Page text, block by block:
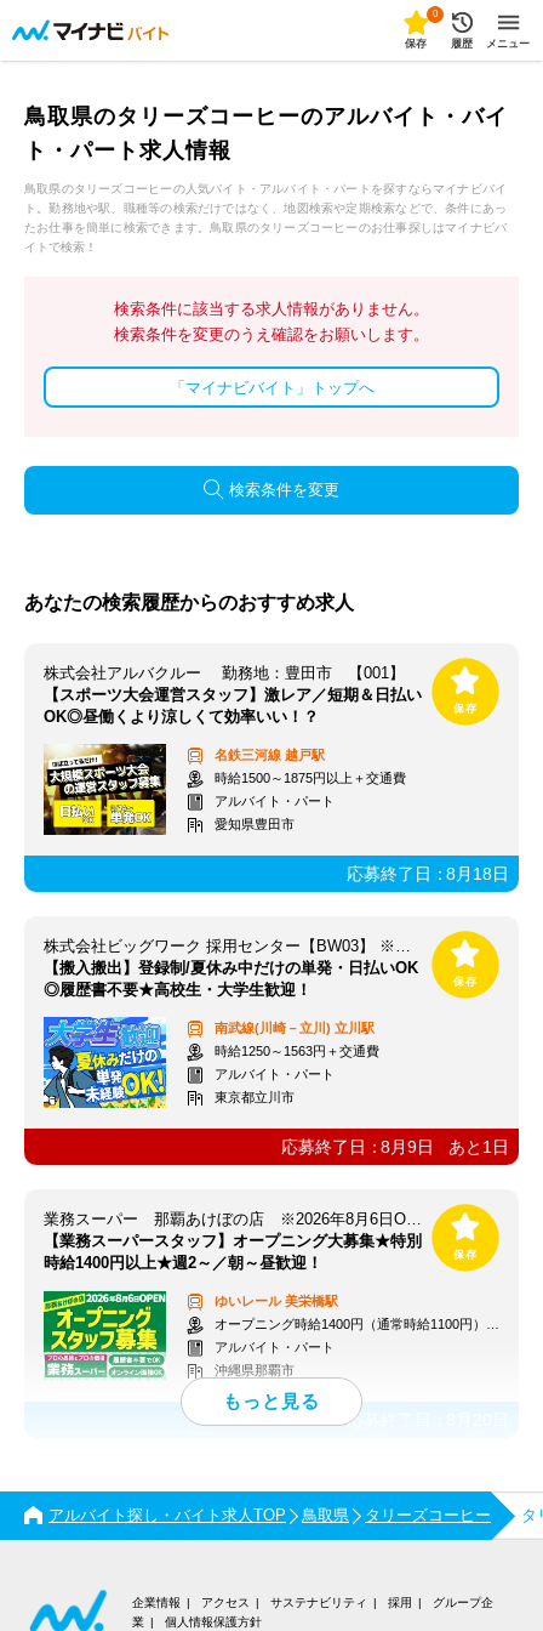
0
保存 履歴 メニュー
鳥取県のタリーズコーヒーのアルバイト・バイ
ト・パート求人情報
鳥取県のタリーズコーヒーの人気バイト・アルバイト・パートを探すならマイナビバイ
ト。勤務地や駅、職種等の検索だけではなく、地図検索や定期検索などで、条件にあっ
たお仕事を簡単に検索できます。鳥取県のタリーズコーヒーのお仕事探しはマイナビバ
イトで検索！
検索条件に該当する求人情報がありません。
検索条件を変更のうえ確認をお願いします。
「マイナビバイト」トップへ
検索条件を変更
あなたの検索履歴からのおすすめ求人
株式会社アルバクルー 勤務地：豊田市 【001】
【スポーツ大会運営スタッフ】激レア／短期＆日払い
OK◎昼働くより涼しくて効率いい！？
名鉄三河線 越戸駅
時給1500～1875円以上＋交通費
アルバイト・パート
愛知県豊田市
応募終了日：8月18日
株式会社ビッグワーク 採用センター【BW03】 ※立川エリア
【搬入搬出】登録制/夏休み中だけの単発・日払いOK
◎履歴書不要★高校生・大学生歓迎！
南武線(川崎－立川) 立川駅
時給1250～1563円＋交通費
アルバイト・パート
東京都立川市
応募終了日：8月9日 あと 1 日
業務スーパー 那覇あけぼの店 ※2026年8月6日OPEN
【業務スーパースタッフ】オープニング大募集★特別
時給1400円以上★週2～／朝～昼歓迎！
ゆいレール美栄橋駅
オープニング時給1400円（通常時給1100円）※各種手当あり
アルバイト・パート
沖縄県那覇市
応募終了日：
アルバイト探し・バイト求人TOP 鳥取県 タリーズコーヒー タ
企業情報 アクセス サステナビリティ 採用
グループ企
業
個人情報保護方針